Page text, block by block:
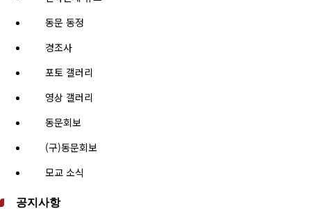
동문 동정
경조사
포토 갤러리
영상 갤러리
동문회보
(구)동문회보
모교 소식
공지사항